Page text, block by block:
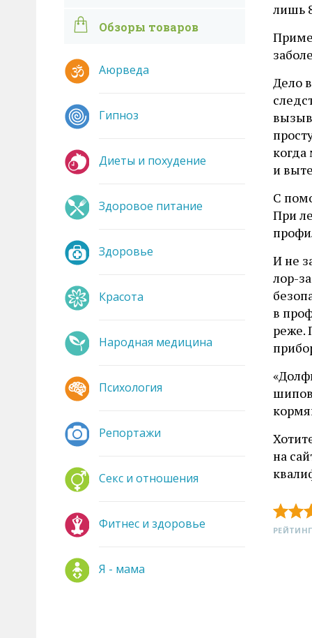
лишь
Дело
когда
и
С
При
И не
лор-
в
реже.
на
Обзоры товаров
Аюрведа
Гипноз
Диеты и похудение
Здоровое питание
Здоровье
Красота
Народная медицина
Психология
Репортажи
Секс и отношения
Фитнес и здоровье
Я - мама